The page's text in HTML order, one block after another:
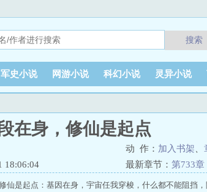
搜索
军史小说 网游小说 科幻小说 灵异小说
在身，修仙是起点
动 作： 加入书架
18:06:04
最新章节： 第733章
仙是起点：基因在身，宇宙任我穿梭，什么都不能阻挡